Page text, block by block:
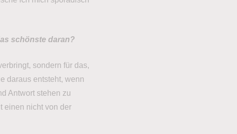
schönste daran?
sondern für das,
daraus entsteht, wenn
Antwort stehen zu
einen nicht von der